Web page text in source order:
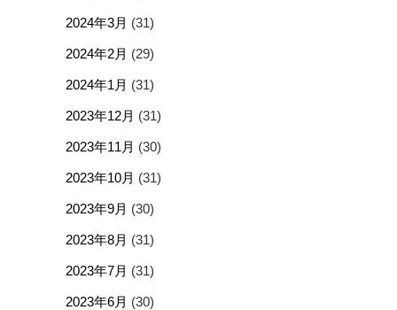
2024年3月 (31)
2024年2月 (29)
2024年1月 (31)
2023年12月 (31)
2023年11月 (30)
2023年10月 (31)
2023年9月 (30)
2023年8月 (31)
2023年7月 (31)
2023年6月 (30)